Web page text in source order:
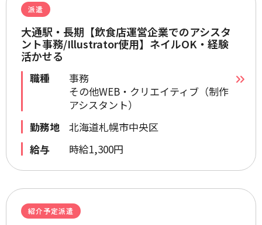
派遣
大通駅・長期【飲食店運営企業でのアシスタ
ント事務/Illustrator使用】ネイルOK・経験
活かせる
職種
事務
その他WEB・クリエイティブ（制作
アシスタント）
勤務地
北海道札幌市中央区
給与
時給1,300円
紹介予定派遣